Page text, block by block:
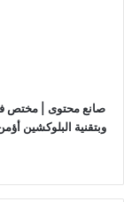
صانع محتوى | مختص
وبتقنية البلوكشين